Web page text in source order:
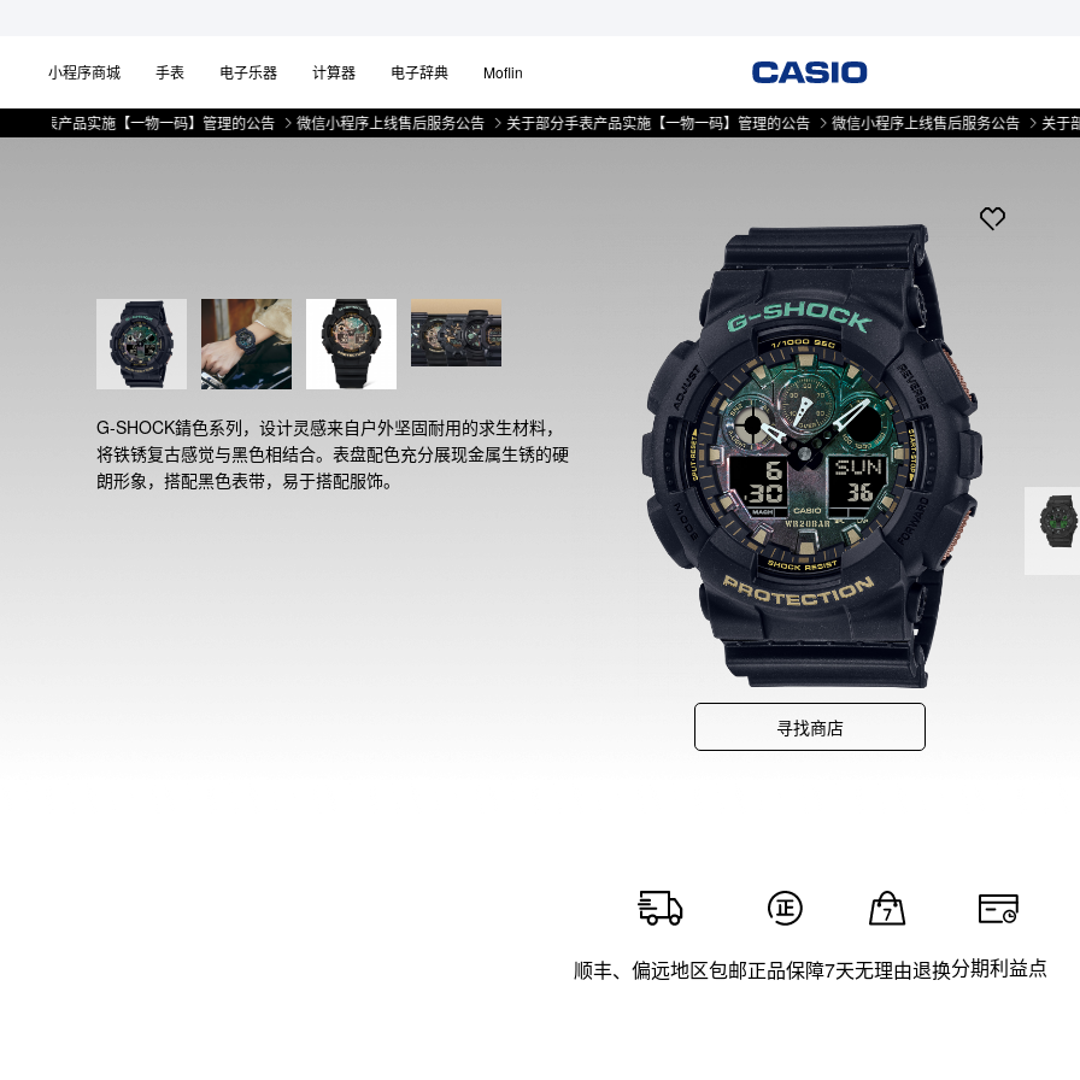
小程序商城 手表 电子乐器 计算器 电子辞典 Moflin
品实施【一物一码】管理的公告 微信小程序上线售后服务公告 关于部分手表产品实施【一物一码】管理的公告 微信小程序上线售后服务公告 关于部分手表
G-SHOCK錆色系列，设计灵感来自户外坚固耐用的求生材料，
将铁锈复古感觉与黑色相结合。表盘配色充分展现金属生锈的硬
朗形象，搭配黑色表带，易于搭配服饰。
寻找商店
顺丰、偏远地区包邮正品保障7天无理由退换分期利益点